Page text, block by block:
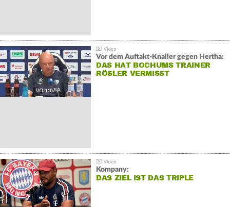
Vor dem Auftakt-Knaller gegen Hertha:
DAS HAT BOCHUMS TRAINER
RÖSLER VERMISST
Kompany:
DAS ZIEL IST DAS TRIPLE